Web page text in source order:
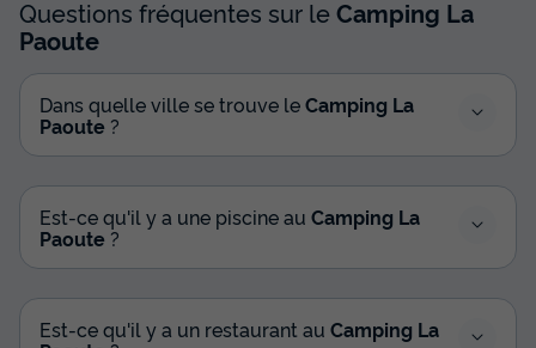
Questions fréquentes sur leCamping La
Paoute
Dans quelle ville se trouve leCamping La
Paoute ?
Est-ce qu'il y a une piscine au Camping La
Paoute ?
Est-ce qu'il y a un restaurant au Camping La